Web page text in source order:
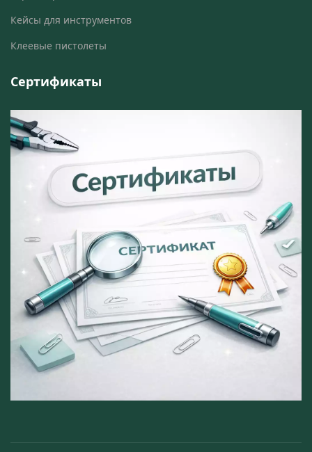
Кейсы для инструментов
Клеевые пистолеты
Сертификаты